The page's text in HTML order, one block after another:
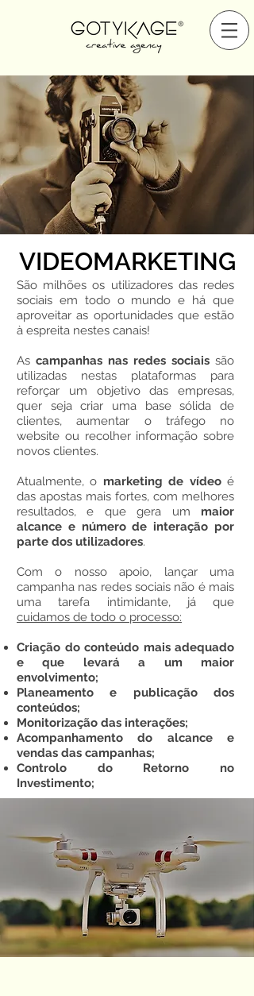
VIDEOMARKETING
São milhões os utilizadores das redes
sociais em todo o mundo e há que
aproveitar as oportunidades que estão
à espreita nestes canais!
As campanhas nas redes sociais são
utilizadas nestas plataformas para
reforçar um objetivo das empresas,
quer seja criar uma base sólida de
clientes, aumentar o tráfego no
website ou recolher informação sobre
novos clientes.
Atualmente, o marketing de vídeoé
das apostas mais fortes, com melhores
resultados, e que gera um maior
alcance e número de interação por
parte dos utilizadores.
Com o nosso apoio, lançar uma
campanha nas redes sociais não é mais
uma tarefa intimidante, já que
cuidamos de todo o processo:
Criação do conteúdo mais adequado
e que levará a um maior
envolvimento;
Planeamento e publicação dos
conteúdos;
Monitorização das interações;
Acompanhamento do alcance e
vendas das campanhas;
Controlo do Retorno no
Investimento;